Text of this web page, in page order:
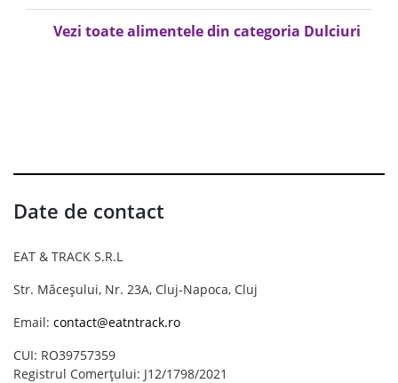
Vezi toate alimentele din categoria Dulciuri
Date de contact
EAT & TRACK S.R.L
Str. Măceșului, Nr. 23A, Cluj-Napoca, Cluj
Email: contact@eatntrack.ro
CUI: RO39757359
Registrul Comerțului: J12/1798/2021